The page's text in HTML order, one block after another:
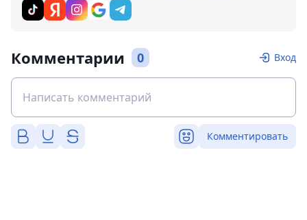
Комментарии 0 Вход
Комментировать